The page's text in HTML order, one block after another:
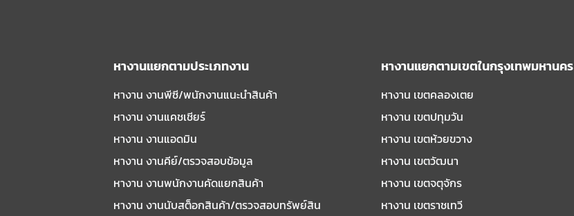
หางานแยกตามประเภทงาน
หางาน งานพีซี/พนักงานแนะนําสินค้า
หางาน งานแคชเชียร์
หางาน งานแอดมิน
หางาน งานคีย์/ตรวจสอบข้อมูล
หางาน งานพนักงานคัดแยกสินค้า
หางาน งานนับสต็อกสินค้า/ตรวจสอบทรัพย์สิน
หางานแยกตามเขตในกรุงเทพมหานคร
หางาน เขตคลองเตย
หางาน เขตปทุมวัน
หางาน เขตห้วยขวาง
หางาน เขตวัฒนา
หางาน เขตจตุจักร
หางาน เขตราชเทวี